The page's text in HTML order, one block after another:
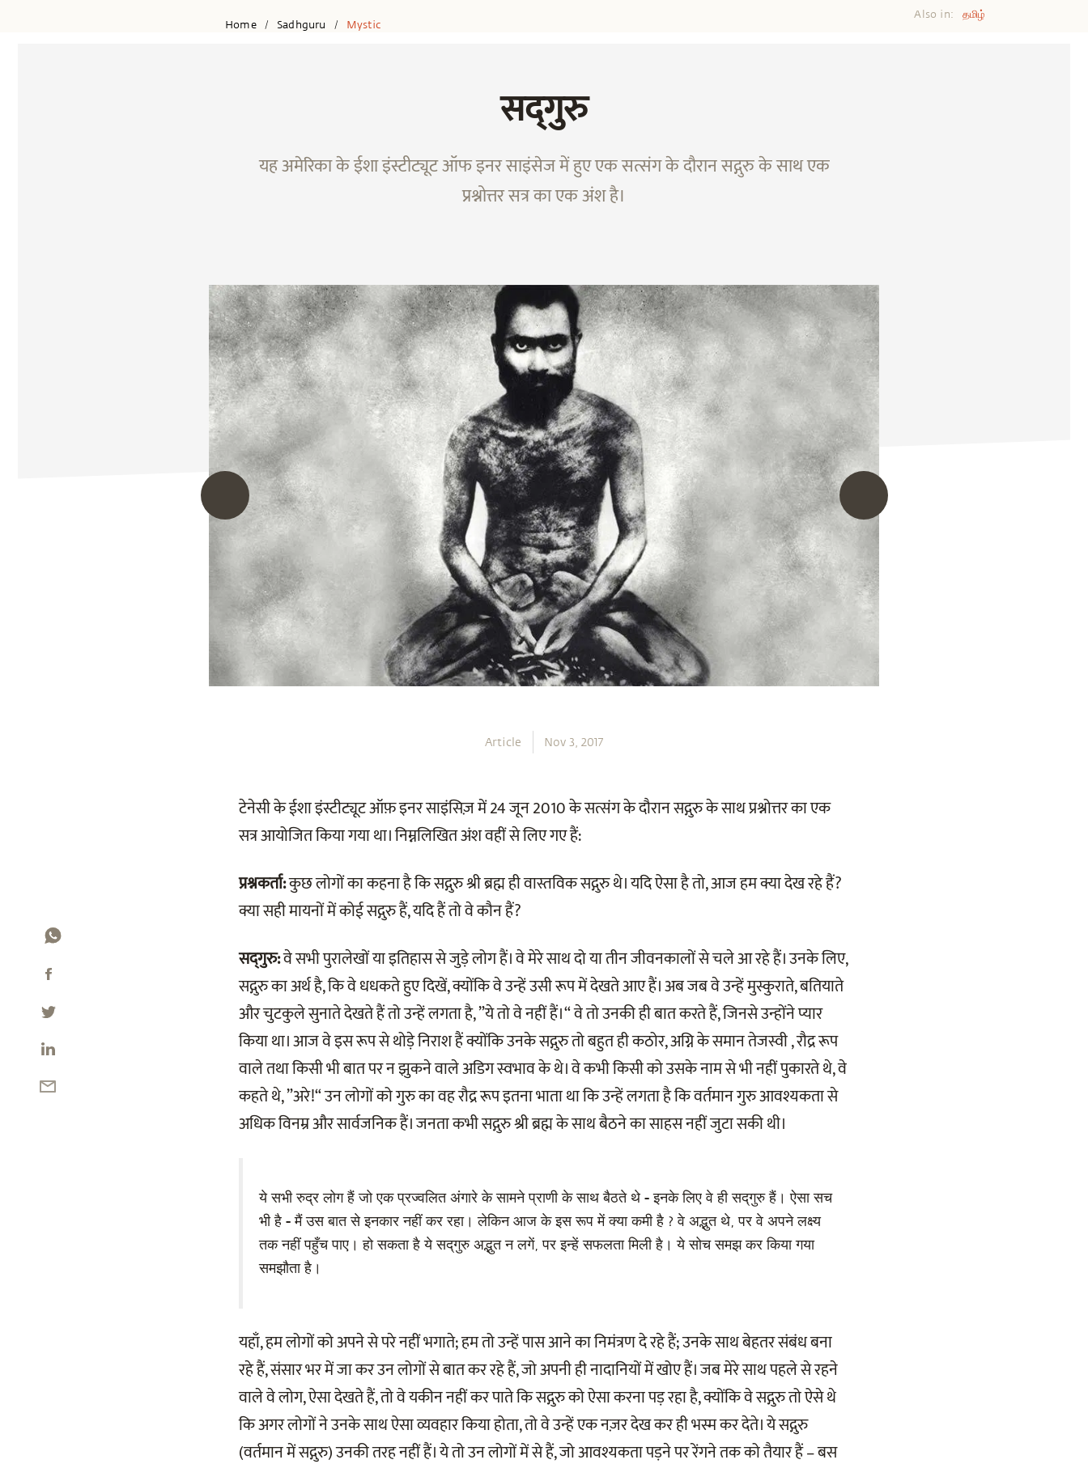
Home / Sadhguru / Mystic
Also in: தமிழ்
सद्‌गुरु
यह अमेरिका के ईशा इंस्टीट्यूट ऑफ इनर साइंसेज में हुए एक सत्संग के दौरान सद्गुरु के साथ एक
प्रश्नोत्तर सत्र का एक अंश है।
Article Nov 3, 2017
टेनेसी के ईशा इंस्टीट्यूट ऑफ़ इनर साइंसिज़ में 24 जून 2010 के सत्संग के दौरान सद्गुरु के साथ प्रश्नोत्तर का एक
सत्र आयोजित किया गया था। निम्नलिखित अंश वहीं से लिए गए हैं:
प्रश्नकर्ता:कुछ लोगों का कहना है कि सद्गुरु श्री ब्रह्म ही वास्तविक सद्गुरु थे। यदि ऐसा है तो, आज हम क्या देख रहे हैं?
क्या सही मायनों में कोई सद्गुरु हैं, यदि हैं तो वे कौन हैं?
सद्‌गुरु:वे सभी पुरालेखों या इतिहास से जुड़े लोग हैं। वे मेरे साथ दो या तीन जीवनकालों से चले आ रहे हैं। उनके लिए,
सद्गुरु का अर्थ है, कि वे धधकते हुए दिखें, क्योंकि वे उन्हें उसी रूप में देखते आए हैं। अब जब वे उन्हें मुस्कुराते, बतियाते
और चुटकुले सुनाते देखते हैं तो उन्हें लगता है, ”ये तो वे नहीं हैं।“ वे तो उनकी ही बात करते हैं, जिनसे उन्होंने प्यार
किया था। आज वे इस रूप से थोड़े निराश हैं क्योंकि उनके सद्गुरु तो बहुत ही कठोर, अग्नि के समान तेजस्वी , रौद्र रूप
वाले तथा किसी भी बात पर न झुकने वाले अडिग स्वभाव के थे। वे कभी किसी को उसके नाम से भी नहीं पुकारते थे, वे
कहते थे, ”अरे!“ उन लोगों को गुरु का वह रौद्र रूप इतना भाता था कि उन्हें लगता है कि वर्तमान गुरु आवश्यकता से
अधिक विनम्र और सार्वजनिक हैं। जनता कभी सद्गुरु श्री ब्रह्म के साथ बैठने का साहस नहीं जुटा सकी थी।
ये सभी रुद्र लोग हैं जो एक प्रज्वलित अंगारे के सामने प्राणी के साथ बैठते थे - इनके लिए वे ही सद्‌गुरु हैं। ऐसा सच
भी है - मैं उस बात से इनकार नहीं कर रहा। लेकिन आज के इस रूप में क्या कमी है ? वे अद्भुत थे, पर वे अपने लक्ष्य
तक नहीं पहुँच पाए। हो सकता है ये सद्‌गुरु अद्भुत न लगें, पर इन्हें सफलता मिली है। ये सोच समझ कर किया गया
समझौता है।
यहाँ, हम लोगों को अपने से परे नहीं भगाते; हम तो उन्हें पास आने का निमंत्रण दे रहे हैं; उनके साथ बेहतर संबंध बना
रहे हैं, संसार भर में जा कर उन लोगों से बात कर रहे हैं, जो अपनी ही नादानियों में खोए हैं। जब मेरे साथ पहले से रहने
वाले वे लोग, ऐसा देखते हैं, तो वे यकीन नहीं कर पाते कि सद्गुरु को ऐसा करना पड़ रहा है, क्योंकि वे सद्गुरु तो ऐसे थे
कि अगर लोगों ने उनके साथ ऐसा व्यवहार किया होता, तो वे उन्हें एक नज़र देख कर ही भस्म कर देते। ये सद्गुरु
(वर्तमान में सद्गुरु) उनकी तरह नहीं हैं। ये तो उन लोगों में से हैं, जो आवश्यकता पड़ने पर रेंगने तक को तैयार हैं – बस